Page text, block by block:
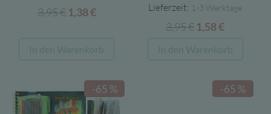
3,95€ Ursprünglicher
war:
3,95 €
1,38€Aktueller
ist:
1,38 €.
In den Warenkorb
Lieferzeit: 1-3 Werktage
3,95€ Ursprünglicher
Preis
war:
1,58€Aktueller
Preis
ist:
In den Warenkorb
-65 % -65 %